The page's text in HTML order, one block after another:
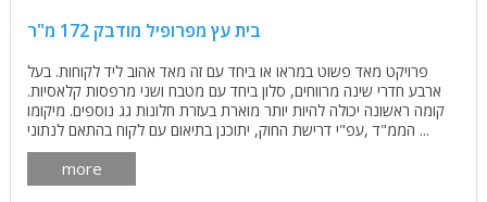
בית עץ מפרופיל מודבק 172 מ"ר
פרויקט מאד פשוט במראו או ביחד עם זה מאד אהוב ליד לקוחות. בעל
ארבע חדרי שינה מרווחים, סלון ביחד עם מטבח ושני מרפסות קלאסיות.
קומה ראשונה יכולה להיות יותר מוארת בעזרת חלונות גג נוספים. מיקומו
הממ"ד ,עפ"י דרישת החוק, יתוכנן בתיאום עם לקוח בהתאם לנתוני ...
more